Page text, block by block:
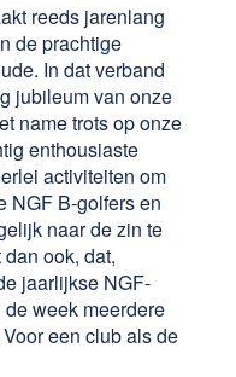
reeds jarenlang
de prachtige
In dat verband
jubileum van onze
name trots op onze
enthousiaste
activiteiten om
NGF B-golfers en
naar de zin te
ook, dat,
jaarlijkse NGF-
week meerdere
een club als de